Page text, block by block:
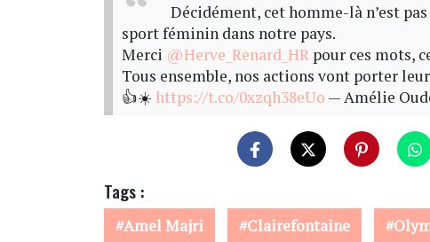
Décidément, cet homme-là n’est
sport féminin dans notre pays.
Merci @Herve_Renard_HR pour ces mots,
Tous ensemble, nos actions vont porter
👍☀️ https://t.co/0xzqh38eUo — Amélie
Tags :
Amel Majri Clairefontaine